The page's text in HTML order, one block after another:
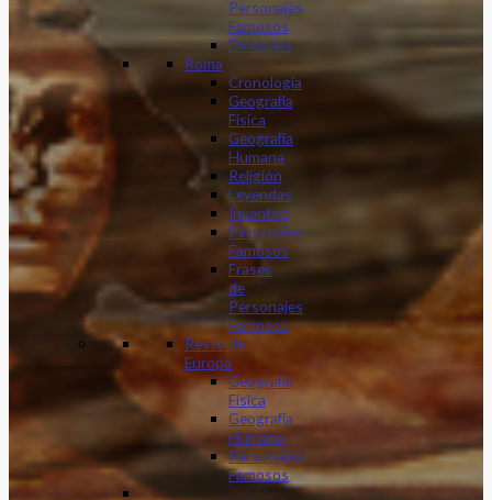
Personajes
Famosos
Dinastias
Roma
Cronología
Geografía
Física
Geografía
Humana
Religión
Leyendas
Inventos
Personajes
Famosos
Frases
de
Personajes
Famosos
Resto de
Europa
Geografía
Física
Geografía
Humana
Personajes
Famosos